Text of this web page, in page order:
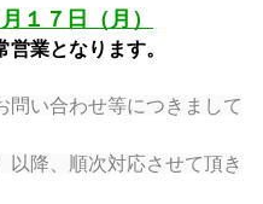
１７日（月）
業となります。
問い合わせ等につきまして
以降、順次対応させて頂き